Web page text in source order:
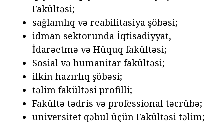
Fakültəsi;
sağlamlıq və reabilitasiya şöbəsi;
idman sektorunda İqtisadiyyat,
İdarəetmə və Hüquq fakültəsi;
Sosial və humanitar fakültəsi;
ilkin hazırlıq şöbəsi;
təlim fakültəsi profilli;
Fakültə tədris və professional təcrübə;
universitet qəbul üçün Fakültəsi təlim;